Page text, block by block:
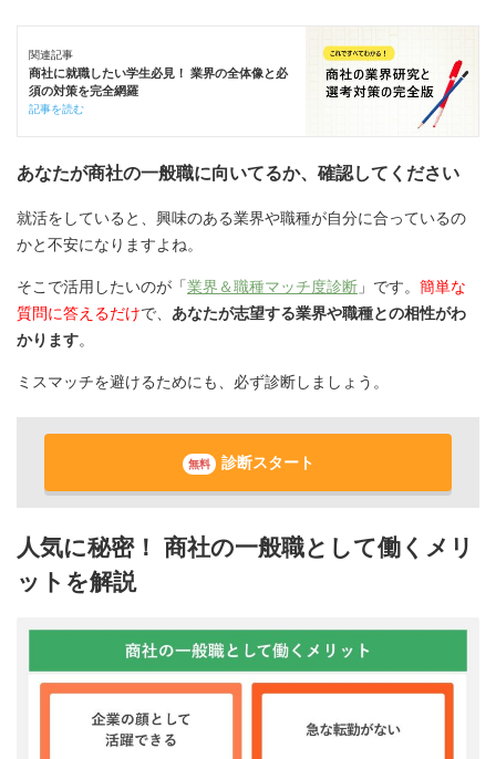
関連記事
商社に就職したい学生必見！ 業界の全体像と必
須の対策を完全網羅
記事を読む
あなたが商社の一般職に向いてるか、確認してください
就活をしていると、興味のある業界や職種が自分に合っているの
かと不安になりますよね。
そこで活用したいのが「業界＆職種マッチ度診断 」です。 簡単な
質問に答えるだけで、 あなたが志望する業界や職種との相性がわ
かります。
ミスマッチを避けるためにも、必ず診断しましょう。
無料 診断スタート
人気に秘密！ 商社の一般職として働くメリ
ットを解説